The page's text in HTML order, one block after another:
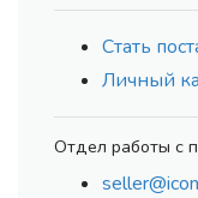
Стать
Личный
Отдел работы с